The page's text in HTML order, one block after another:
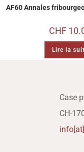
AF60 Annales
CHF
Lire la
Case
CH-